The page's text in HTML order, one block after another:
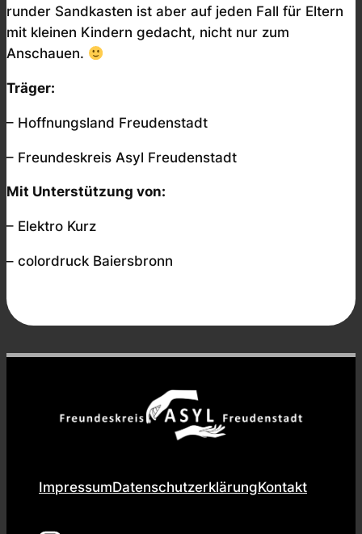
runder Sandkasten ist aber auf jeden Fall für Eltern
mit kleinen Kindern gedacht, nicht nur zum
Anschauen.
Träger:
– Hoffnungsland Freudenstadt
– Freundeskreis Asyl Freudenstadt
Mit Unterstützung von:
– Elektro Kurz
– colordruck Baiersbronn
ImpressumDatenschutzerklärungKontakt